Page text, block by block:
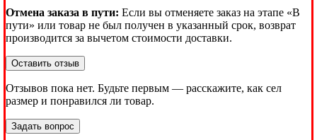
Отмена заказа в пути: Если вы отменяете заказ на этапе «В
пути» или товар не был получен в указанный срок, возврат
производится за вычетом стоимости доставки.
Оставить отзыв
Отзывов пока нет. Будьте первым — расскажите, как сел
размер и понравился ли товар.
Задать вопрос